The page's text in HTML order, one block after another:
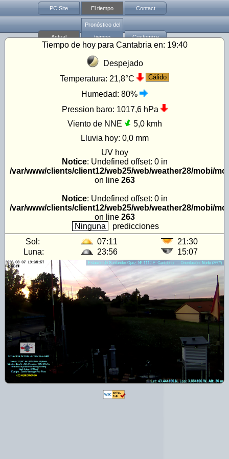
PC Site El tiempo Contact
Actual
Pronóstico del
tiempo
Customize
Tiempo de hoy para Cantabria en: 19:40
Despejado
Temperatura: 21,8°C Cálido
Humedad: 80%
Pression baro: 1017,6 hPa
Viento de NNE
5,0 kmh
Lluvia hoy: 0,0 mm
UV hoy
Notice: Undefined offset: 0 in
/var/www/clients/client12/web25/web/weather28/mobi/
on line 263
Notice: Undefined offset: 0 in
/var/www/clients/client12/web25/web/weather28/mobi/
on line 263
Ninguna
predicciones
Sol:
07:11
21:30
Luna:
23:56 15:07